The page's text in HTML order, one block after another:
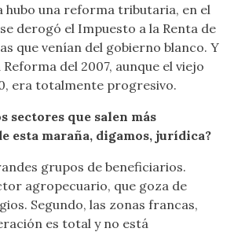
hubo una reforma tributaria, en el
derogó el Impuesto a la Renta de
que venían del gobierno blanco. Y
del 2007, aunque el viejo
era totalmente progresivo.
sectores que salen más
esta maraña, digamos, jurídica?
grupos de beneficiarios.
agropecuario, que goza de
Segundo, las zonas francas,
es total y no está